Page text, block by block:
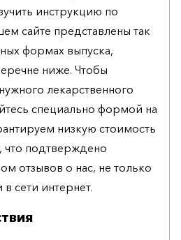
инструкцию по
сайте представлены так
формах выпуска,
ниже. Чтобы
лекарственного
специально формой на
низкую стоимость
что подтверждено
отзывов о нас, не только
сети интернет.